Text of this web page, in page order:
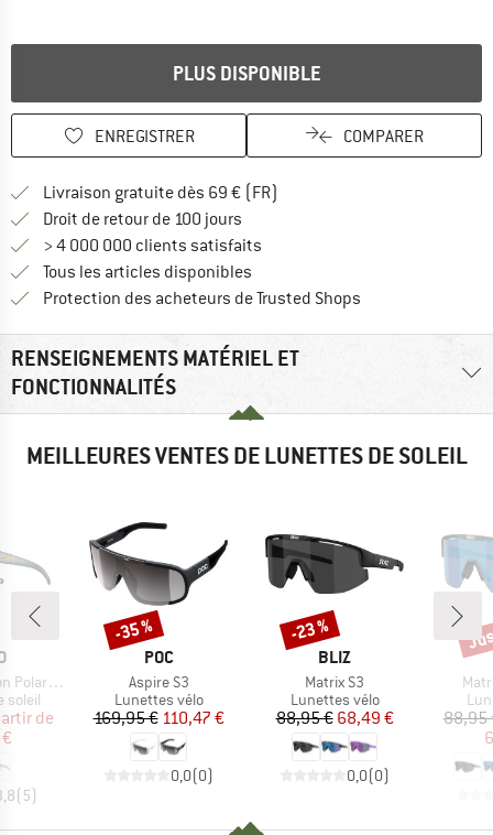
PLUS DISPONIBLE
ENREGISTRER COMPARER
Livraison gratuite dès 69 € (FR)
Droit de retour de 100 jours
> 4 000 000 clients satisfaits
Tous les articles disponibles
Protection des acheteurs de Trusted Shops
RENSEIGNEMENTS MATÉRIEL ET
FONCTIONNALITÉS
MEILLEURES VENTES DE LUNETTES DE SOLEIL
(VLT 12%)
soleil
réduit
de
(5)
MARQUE
POC
Article
Aspire S3
Product group
Lunettes vélo
Prix
169,95 €Prix réduit
110,47 €
0,0(0)
Remise
-35 %
MARQUE
BLIZ
Article
Matrix S3
Product group
Lunettes vélo
Prix
88,95 €Prix réduit
68,49 €
0,0(0)
Remise
-23 %
88,95